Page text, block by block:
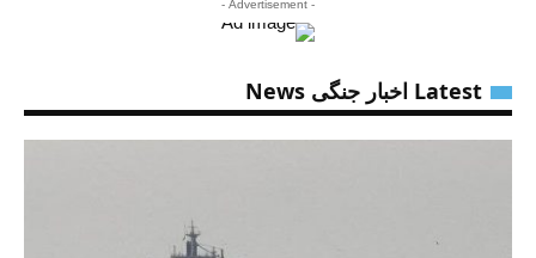
- Advertisement -
Latest اخبار جنگی News